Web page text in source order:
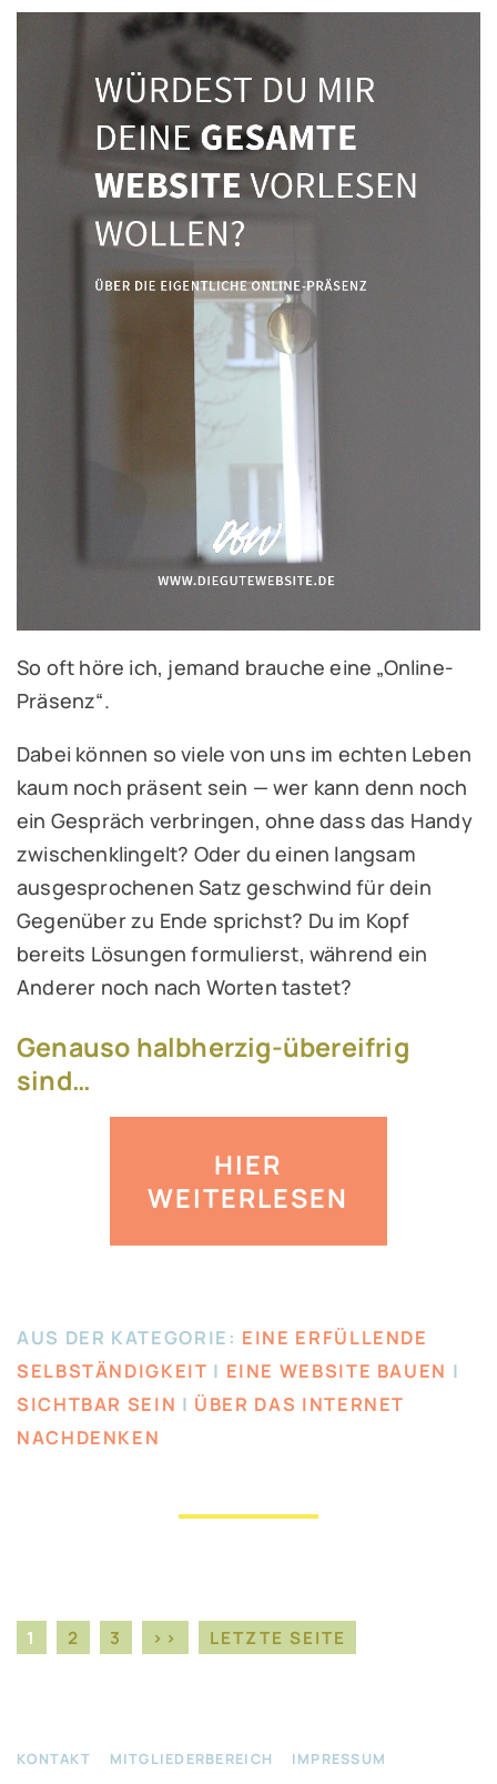
So oft höre ich, jemand brauche eine „Online-
Präsenz“.
Dabei können so viele von uns im echten Leben
kaum noch präsent sein — wer kann denn noch
ein Gespräch verbringen, ohne dass das Handy
zwischenklingelt? Oder du einen langsam
ausgesprochenen Satz geschwind für dein
Gegenüber zu Ende sprichst? Du im Kopf
bereits Lösungen formulierst, während ein
Anderer noch nach Worten tastet?
Genauso halbherzig-übereifrig
sind…
HIER
WEITERLESEN
AUS DER KATEGORIE: EINE ERFÜLLENDE
SELBSTÄNDIGKEIT | EINE WEBSITE BAUEN |
SICHTBAR SEIN | ÜBER DAS INTERNET
NACHDENKEN
1 2 3 >> LETZTE SEITE
KONTAKT MITGLIEDERBEREICH IMPRESSUM